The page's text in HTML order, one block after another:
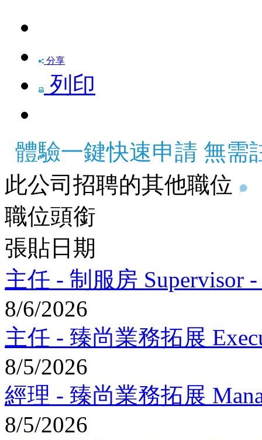
分享
列印
體驗一鍵快速申請 無需
此公司招聘的其他職位
職位頭銜
張貼日期
主任 - 制服房 Supervisor -
8/6/2026
主任 - 臻尚業務拓展
8/5/2026
經理 - 臻尚業務拓展
8/5/2026